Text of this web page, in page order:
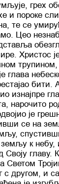
грех
и пороке
те се
Цео
Христос
глава
бити.
изнајпре
нарочито
је
се на
к небу,
Своју главу.
Светом
с другом, и